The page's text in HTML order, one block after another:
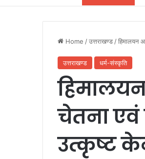
Home /उत्तराखण्ड /हिमालयन
उत्तराखण्ड धर्म-संस्कृति
चेतना
उत्कृष्ट